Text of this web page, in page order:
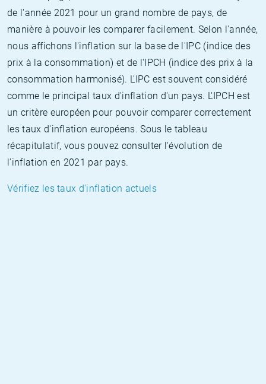
de l'année 2021 pour un grand nombre de pays, de
manière à pouvoir les comparer facilement. Selon l'année,
nous affichons l'inflation sur la base de l'IPC (indice des
prix à la consommation) et de l'IPCH (indice des prix à la
consommation harmonisé). L'IPC est souvent considéré
comme le principal taux d'inflation d'un pays. L'IPCH est
un critère européen pour pouvoir comparer correctement
les taux d'inflation européens. Sous le tableau
récapitulatif, vous pouvez consulter l'évolution de
l'inflation en 2021 par pays.
Vérifiez les taux d'inflation actuels